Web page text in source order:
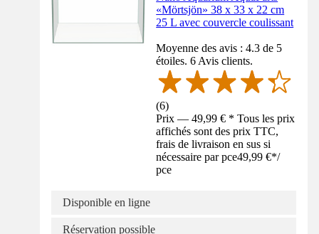
«Mörtsjön» 38 x 33 x 22 cm
25 L avec couvercle coulissant
Moyenne des avis : 4.3 de 5
étoiles. 6 Avis clients.
(6)
Prix — 49,99 € * Tous les prix
affichés sont des prix TTC,
frais de livraison en sus si
nécessaire par pce49,99 €*/
pce
Disponible en ligne
Réservation possible